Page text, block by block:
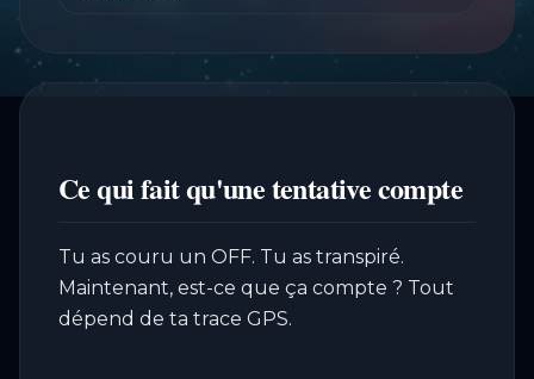
Ce qui fait qu'une tentative compte
Tu as couru un OFF. Tu as transpiré.
Maintenant, est-ce que ça compte ? Tout
dépend de ta trace GPS.